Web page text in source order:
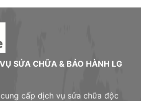
SỬA CHỮA & BẢO HÀNH LG
cấp dịch vụ sửa chữa độc